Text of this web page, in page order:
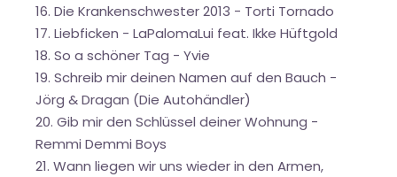
16. Die Krankenschwester 2013 - Torti Tornado
17. Liebficken - LaPalomaLui feat. Ikke Hüftgold
18. So a schöner Tag - Yvie
19. Schreib mir deinen Namen auf den Bauch -
Jörg & Dragan (Die Autohändler)
20. Gib mir den Schlüssel deiner Wohnung -
Remmi Demmi Boys
21. Wann liegen wir uns wieder in den Armen,